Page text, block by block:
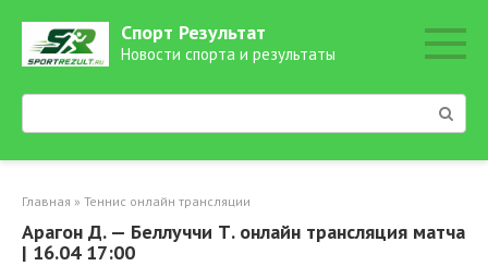
контенту
Спорт Результат
Новости спорта и результаты
Поиск:
Главная » Теннис онлайн трансляции
Арагон Д. — Беллуччи Т. онлайн трансляция матча
| 16.04 17:00